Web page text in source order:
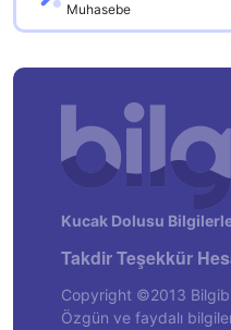
Muhasebe
Kucak Dolusu
Takdir Teşekkür
Copyright ©2013
Özgün ve faydalı